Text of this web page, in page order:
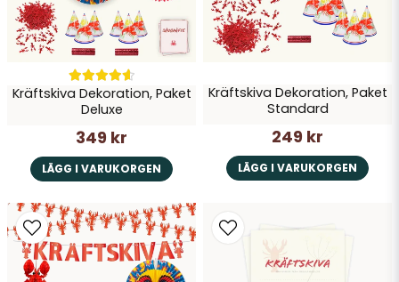
Skicka fråga
Kräftskiva Dekoration, Paket
Deluxe
349 kr
LÄGG I VARUKORGEN
Kräftskiva Dekoration, Paket
Standard
249 kr
LÄGG I VARUKORGEN